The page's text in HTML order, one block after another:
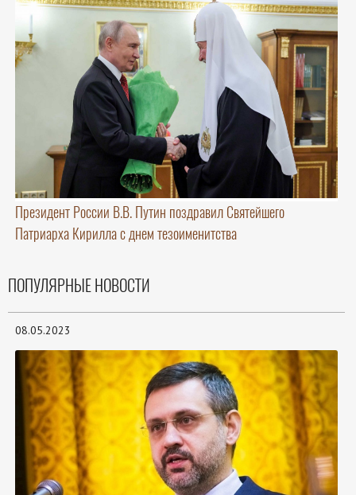
Президент России В.В. Путин поздравил Святейшего
Патриарха Кирилла с днем тезоименитства
ПОПУЛЯРНЫЕ НОВОСТИ
08.05.2023